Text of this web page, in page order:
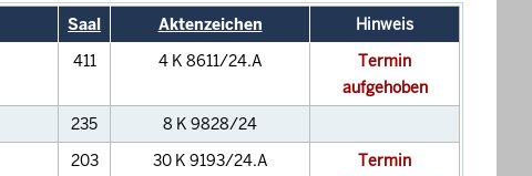
Saal Aktenzeichen
Hinweis
411 4 K 8611/24.A
Termin
aufgehoben
235
8 K 9828/24
203 30 K 9193/24.A
Termin